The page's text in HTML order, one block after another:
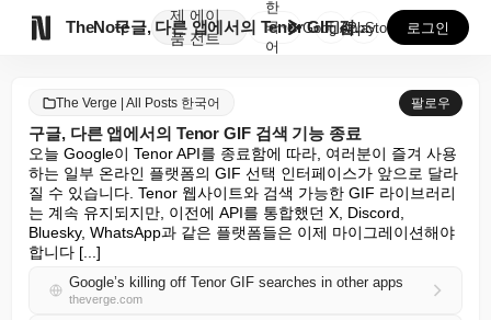
TheNote
제
품
에이
전트
구글, 다른 앱에서의 Tenor GIF 검색 기능 종료
한
국
어
GooglePlay
AppStore 로그인
The Verge | All Posts 한국어 팔로우
구글, 다른 앱에서의 Tenor GIF 검색 기능 종료
오늘 Google이 Tenor API를 종료함에 따라, 여러분이 즐겨 사용
하는 일부 온라인 플랫폼의 GIF 선택 인터페이스가 앞으로 달라
질 수 있습니다. Tenor 웹사이트와 검색 가능한 GIF 라이브러리
는 계속 유지되지만, 이전에 API를 통합했던 X, Discord,
Bluesky, WhatsApp과 같은 플랫폼들은 이제 마이그레이션해야
합니다 [...]
Google’s killing off Tenor GIF searches in other apps
theverge.com